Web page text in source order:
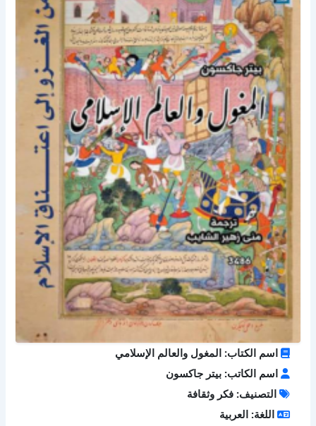
اسم الكتاب: المغول والعالم الإسلامي
اسم الكاتب: بيتر جاكسون
التصنيف: فكر وثقافة
اللغة: العربية